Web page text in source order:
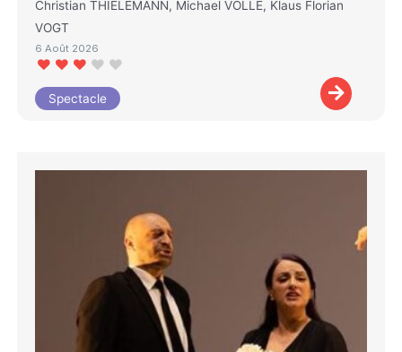
Christian THIELEMANN, Michael VOLLE, Klaus Florian
VOGT
6 Août 2026
Spectacle